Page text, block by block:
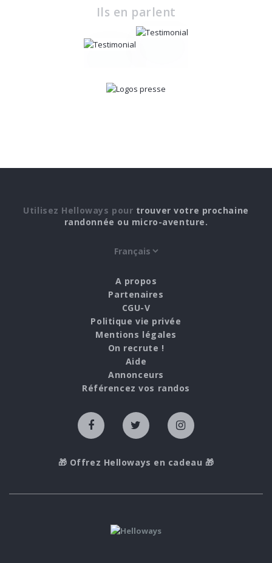
Ils en parlent
Utilisez Helloways pour trouver votre prochaine
randonnée ou micro-aventure.
A propos
Partenaires
CGU-V
Politique vie privée
Mentions légales
On recrute !
Aide
Annonceurs
Référencez vos randos
🎁 Offrez Helloways en cadeau 🎁